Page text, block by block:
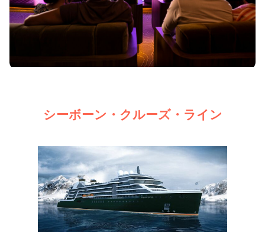
シーボーン・クルーズ・ライン